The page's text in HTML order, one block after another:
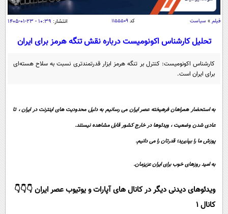
اقتصاد
اقتصادی
جامعه
یک برش دانایی
محیط زیست
علم و دانش
فناوری و It
قرآن
مجله تصویری سلاح
ورزش
خواندنی ها و دیدنی ها
آموزش زبان
فیلم » سیاست کد۱۱۵۵۵۰۹ انتشار: ۱۰:۳۹ - ۲۳-۰۱-۱۴۰۵
تحلیل کارشناس اکونومیست درباره نقش تنگه هرمز برای ایران
کارشناس اکونومیست: کنترل بر تنگه هرمز ابزار قدرتمندتری نسبت به سلاح هسته‌ای
برای ایران است.
به استحضار همراهان فرهیخته عصر ایران می رسانیم به دلیل محدودیت های اینترنت در ایران ، تا
عادی شدن وضعیت ، ویدئوها در خارج کشور قابل مشاهده نیستند.
پوزش ما را بپذیرید؛ قدرتان را می دانیم.
به امید روزهای خوب برای ایران عزیزمان.
ویدئوهای دیدنی دیگر در کانال های آپارات و یوتیوب عصر ایران 👇👇👇
کانال 1